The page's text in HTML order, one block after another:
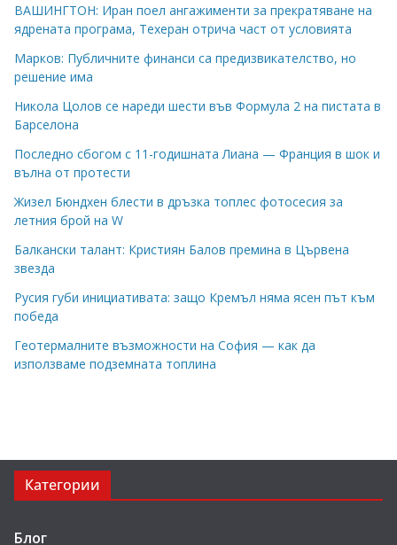
ВАШИНГТОН: Иран поел ангажименти за прекратяване на
ядрената програма, Техеран отрича част от условията
Марков: Публичните финанси са предизвикателство, но
решение има
Никола Цолов се нареди шести във Формула 2 на пистата в
Барселона
Последно сбогом с 11-годишната Лиана — Франция в шок и
вълна от протести
Жизел Бюндхен блести в дръзка топлес фотосесия за
летния брой на W
Балкански талант: Кристиян Балов премина в Цървена
звезда
Русия губи инициативата: защо Кремъл няма ясен път към
победа
Геотермалните възможности на София — как да
използваме подземната топлина
Категории
Блог